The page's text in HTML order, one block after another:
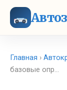
Главная ›
базовые опр…